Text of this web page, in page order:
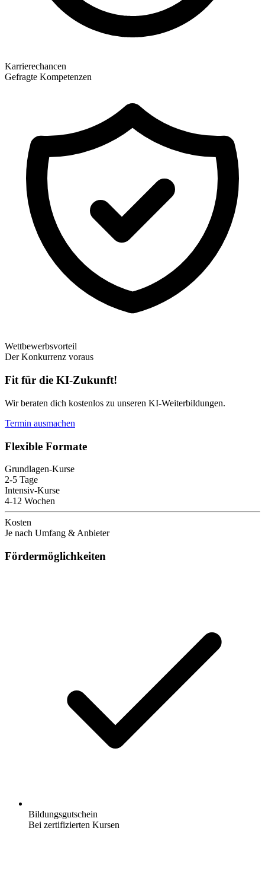
Karrierechancen
Gefragte Kompetenzen
Wettbewerbsvorteil
Der Konkurrenz voraus
Fit für die KI-Zukunft!
Wir beraten dich kostenlos zu unseren KI-Weiterbildungen.
Termin ausmachen
Flexible Formate
Grundlagen-Kurse
2-5 Tage
Intensiv-Kurse
4-12 Wochen
Kosten
Je nach Umfang & Anbieter
Fördermöglichkeiten
Bildungsgutschein
Bei zertifizierten Kursen